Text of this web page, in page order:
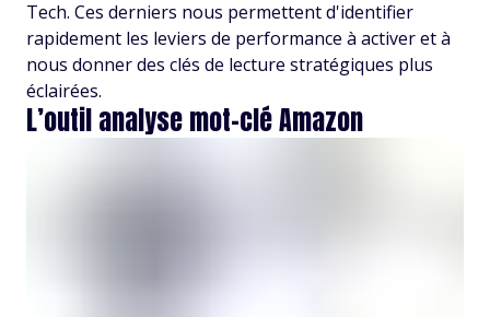
Tech. Ces derniers nous permettent d'identifier
rapidement les leviers de performance à activer et à
nous donner des clés de lecture stratégiques plus
éclairées.
L’outil analyse mot-clé Amazon